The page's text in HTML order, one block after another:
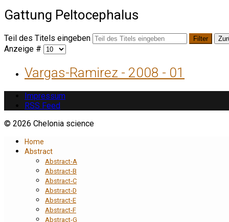
Gattung Peltocephalus
Teil des Titels eingeben Filter
Anzeige #
Vargas-Ramirez - 2008 - 01
Impressum
RSS Feed
© 2026 Chelonia science
Home
Abstract
Abstract-A
Abstract-B
Abstract-C
Abstract-D
Abstract-E
Abstract-F
Abstract-G